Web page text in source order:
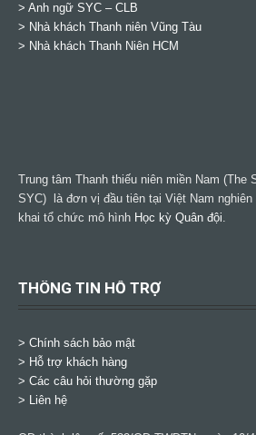
> Anh ngữ SYC – CLB
> Nhà khách Thanh niên Vũng Tàu
> Nhà khách Thanh Niên HCM
Trung tâm Thanh thiếu niên miền Nam (The
SYC) là đơn vị đầu tiên tại Việt Nam
khai tổ chức mô hình Học kỳ Quân đội.
THÔNG TIN HỖ TRỢ
> Chính sách bảo mật
> Hỗ trợ khách hàng
> Các câu hỏi thường gặp
> Liên hệ